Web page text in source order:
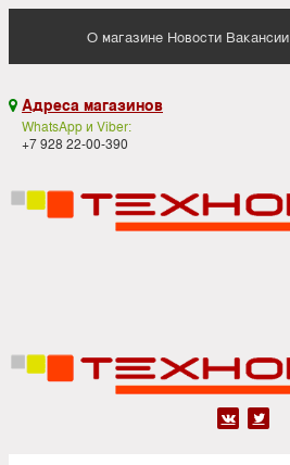
О магазине Новости Вакансии
 Адреса магазинов
WhatsApp и Viber:
+7 928 22-00-390
 